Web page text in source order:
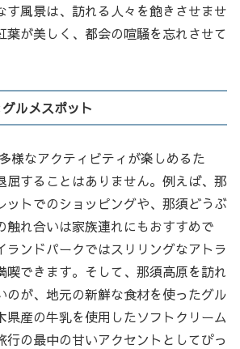
す風景は、訪れる人々を飽きさせませ
葉が美しく、都会の喧騒を忘れさせて
ルメスポット
様なアクティビティが楽しめるた
屈することはありません。例えば、那
ットでのショッピングや、那須どうぶ
触れ合いは家族連れにもおすすめで
ランドパークではスリリングなアトラ
喫できます。そして、那須高原を訪れ
のが、地元の新鮮な食材を使ったグル
県産の牛乳を使用したソフトクリーム
行の最中の甘いアクセントとしてぴっ